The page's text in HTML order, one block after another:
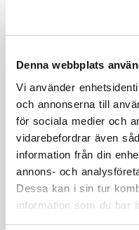
Denna webbplats
Vi använder
och annonserna till
för sociala medier och
vidarebefordrar även
information från din
annons- och
Dessa kan i sin tur
information som du har
samlat in när du har
REFLEX VEST